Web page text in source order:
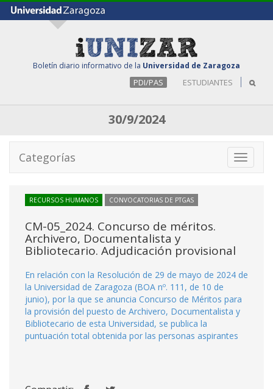
Boletín diario informativo de la Universidad de Zaragoza
PDI/PAS ESTUDIANTES
30/9/2024
Toggle
Categorías
RECURSOS HUMANOS CONVOCATORIAS DE PTGAS
CM-05_2024. Concurso de méritos.
Archivero, Documentalista y
Bibliotecario. Adjudicación provisional
En relación con la Resolución de 29 de mayo de 2024 de
la Universidad de Zaragoza (BOA nº. 111, de 10 de
junio), por la que se anuncia Concurso de Méritos para
la provisión del puesto de Archivero, Documentalista y
Bibliotecario de esta Universidad, se publica la
puntuación total obtenida por las personas aspirantes